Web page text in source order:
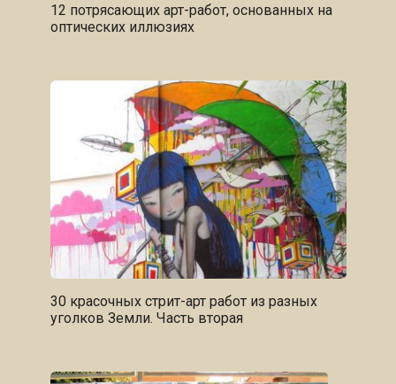
12 потрясающих арт-работ, основанных на
оптических иллюзиях
30 красочных стрит-арт работ из разных
уголков Земли. Часть вторая